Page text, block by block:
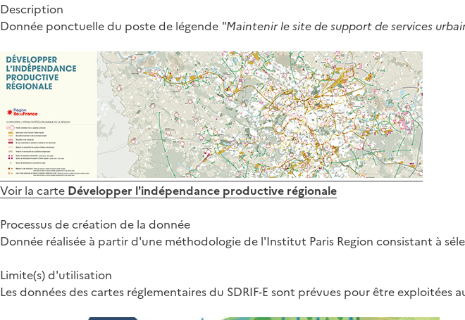
Description
Donnée ponctuelle du poste de légende "Maintenir le site de support de services
Voir la carte Développer l'indépendance productive régionale
Processus de création de la donnée
Donnée réalisée à partir d'une méthodologie de l'Institut Paris Region consistant à
Limite(s) d'utilisation
Les données des cartes réglementaires du SDRIF-E sont prévues pour être exploitées